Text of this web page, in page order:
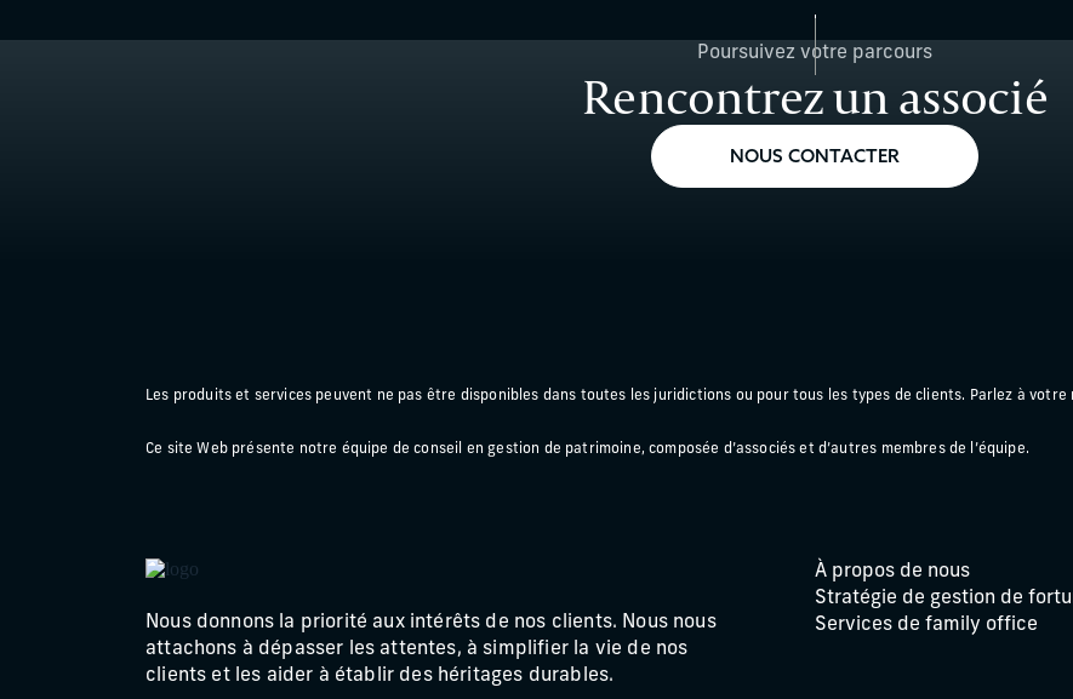
Poursuivez votre parcours
Rencontrez un associé
NOUS CONTACTER
Les produits et services peuvent ne pas être disponibles dans toutes les juridictions ou pour tous les types de clients. Parlez à
Ce site Web présente notre équipe de conseil en gestion de patrimoine, composée d’associés et d’autres membres de l’équipe.
Nous donnons la priorité aux intérêts de nos clients. Nous nous
attachons à dépasser les attentes, à simplifier la vie de nos
clients et les aider à établir des héritages durables.
À propos de nous
Stratégie de gestion de
Services de family office